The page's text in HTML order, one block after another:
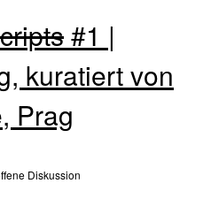
#1 |
kuratiert von
Prag
Diskussion